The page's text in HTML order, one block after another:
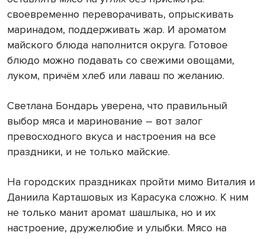
своевременно переворачивать, опрыскивать
маринадом, поддерживать жар. И ароматом
майского блюда наполнится округа. Готовое
блюдо можно подавать со свежими овощами,
луком, причём хлеб или лаваш по желанию.
Светлана Бондарь уверена, что правильный
выбор мяса и маринование – вот залог
превосходного вкуса и настроения на все
праздники, и не только майские.
На городских праздниках пройти мимо Виталия и
Даниила Карташовых из Карасука сложно. К ним
не только манит аромат шашлыка, но и их
настроение, дружелюбие и улыбки. Мясо на